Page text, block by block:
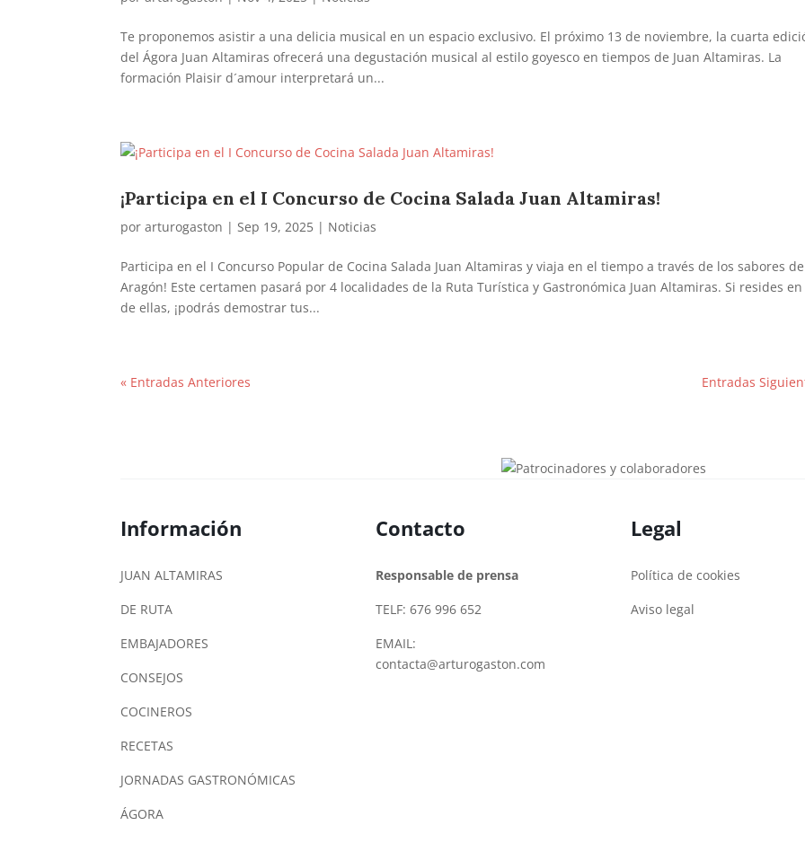
Te proponemos asistir a una delicia musical en un espacio exclusivo. El próximo 13 de noviembre, la cuarta
del Ágora Juan Altamiras ofrecerá una degustación musical al estilo goyesco en tiempos de Juan Altamiras. La
formación Plaisir d´amour interpretará un...
¡Participa en el I Concurso de Cocina Salada Juan Altamiras!
porarturogaston |Sep 19, 2025 | Noticias
Participa en el I Concurso Popular de Cocina Salada Juan Altamiras y viaja en el tiempo a través de los sabores de
Aragón! Este certamen pasará por 4 localidades de la Ruta Turística y Gastronómica Juan Altamiras. Si resides
de ellas, ¡podrás demostrar tus...
« Entradas Anteriores Entradas
Información
JUAN ALTAMIRAS
DE RUTA
EMBAJADORES
CONSEJOS
COCINEROS
RECETAS
JORNADAS GASTRONÓMICAS
ÁGORA
Contacto
Responsable de prensa
TELF: 676 996 652
EMAIL:
contacta@arturogaston.com
Legal
Política de cookies
Aviso legal